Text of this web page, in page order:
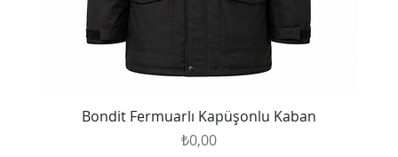
Bondit Fermuarlı Kapüşonlu Kaban
Fiyat
₺0,00